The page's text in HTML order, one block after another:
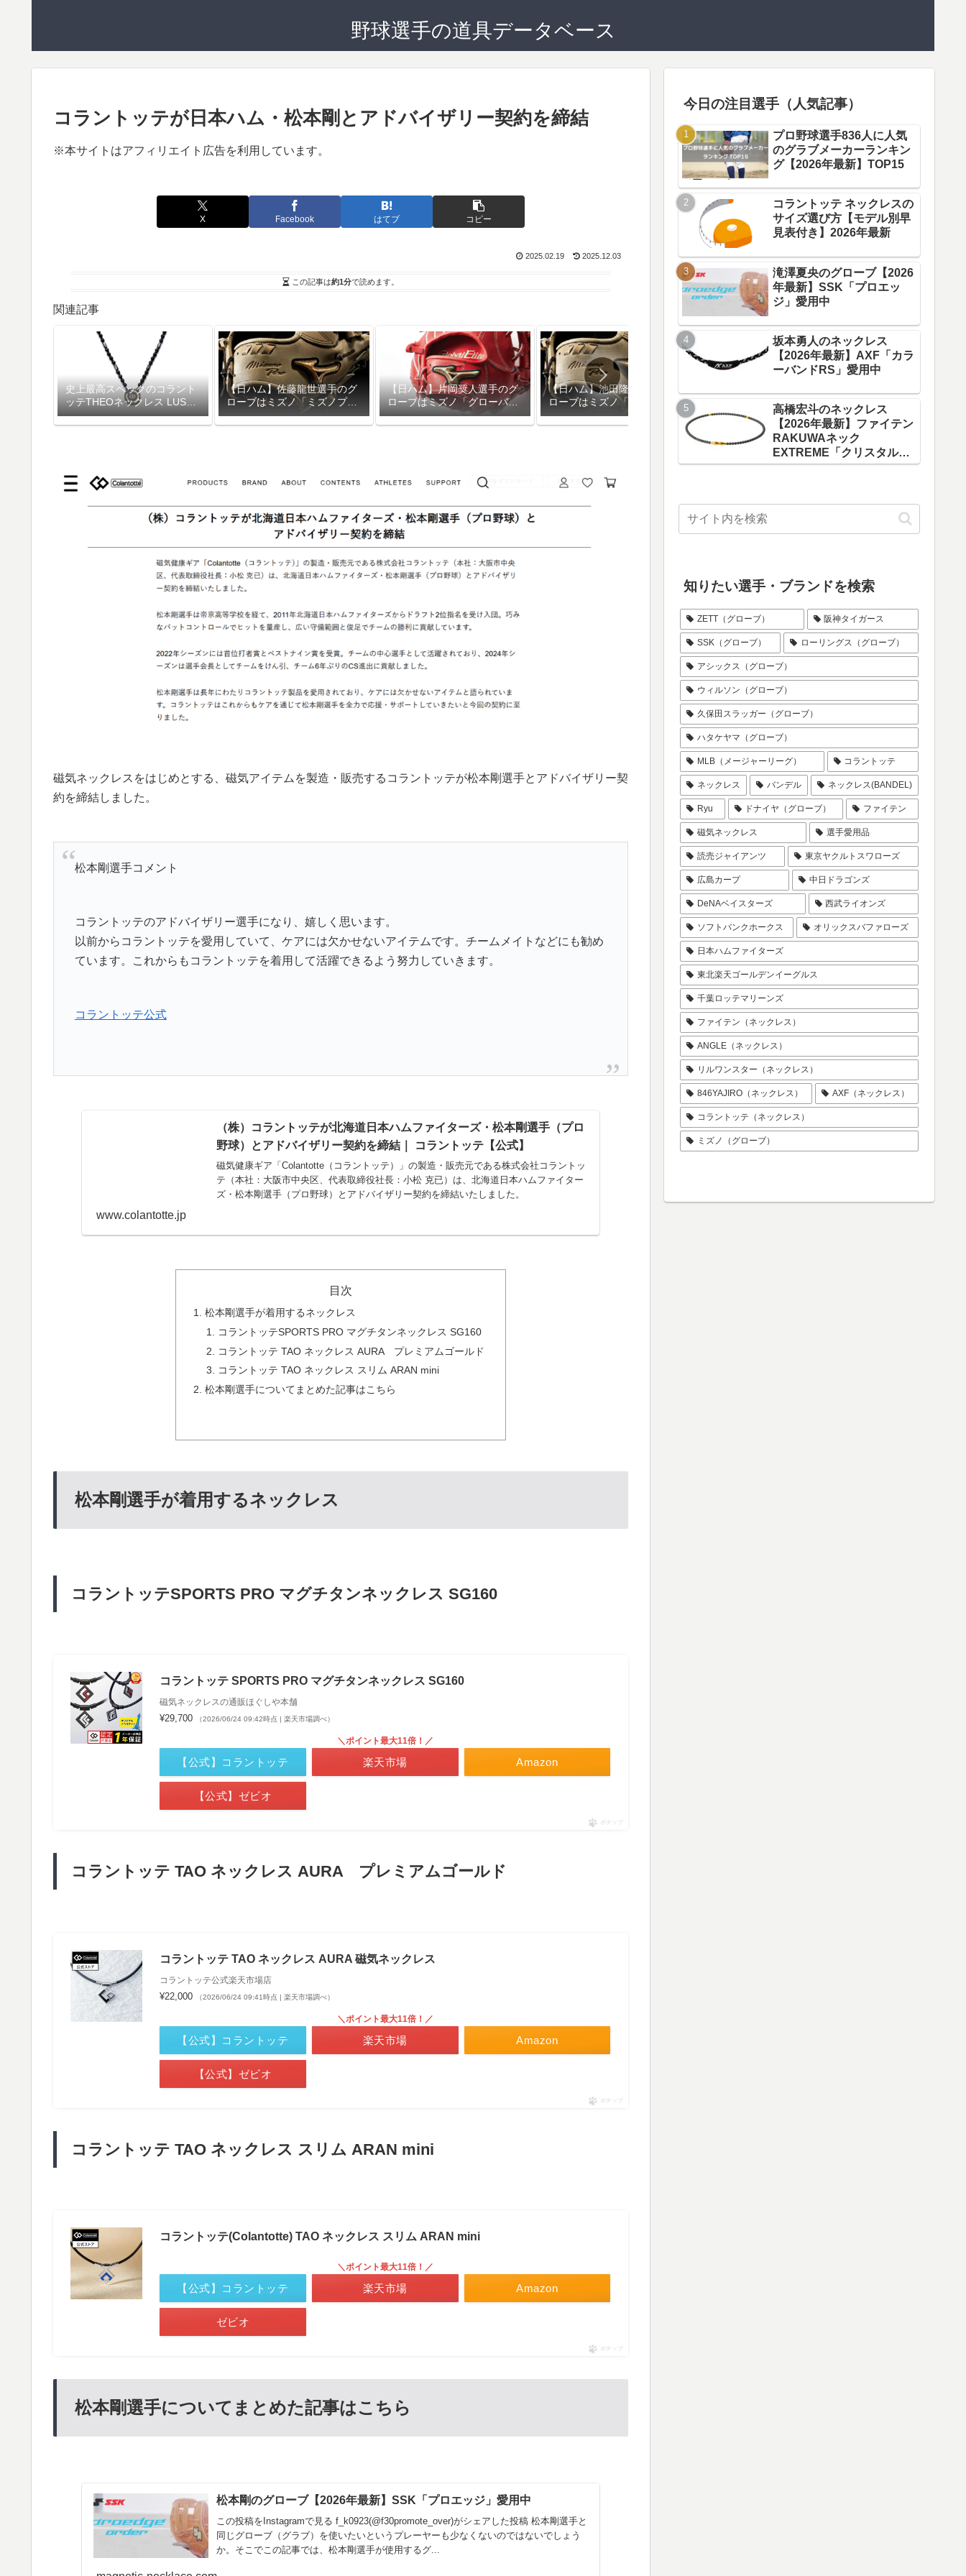
野球選手の道具データベース
コラントッテが日本ハム・松本剛とアドバイザリー契約を締結
※本サイトはアフィリエイト広告を利用しています。
X Facebook はてブ コピー
2025.02.19 2025.12.03
この記事は約1分で読めます。
関連記事
史上最高スペックのコラント
ッテTHEOネックレス LUSSO
が大人気！口コミやレビュー
を紹介【2026年最新】
【日ハム】佐藤龍世選手のグ
ローブはミズノ「ミズノプ
ロ」
【日ハム】片岡奨人選手のグ
ローブはミズノ「グローバル
エリート」
【日ハム】池田隆英選手のグ
ローブはミズノ「ミズノプ
ロ」
ローブはZETT「プロステイ
タス」
磁気ネックレスをはじめとする、磁気アイテムを製造・販売するコラントッテが松本剛選手とアドバイザリー契
約を締結しました。
松本剛選手コメント
コラントッテのアドバイザリー選手になり、嬉しく思います。
以前からコラントッテを愛用していて、ケアには欠かせないアイテムです。チームメイトなどにも勧め
ています。これからもコラントッテを着用して活躍できるよう努力していきます。
コラントッテ公式
（株）コラントッテが北海道日本ハムファイターズ・松本剛選手（プロ
野球）とアドバイザリー契約を締結｜ コラントッテ【公式】
磁気健康ギア「Colantotte（コラントッテ）」の製造・販売元である株式会社コラントッ
テ（本社：大阪市中央区、代表取締役社長：小松 克已）は、北海道日本ハムファイター
ズ・松本剛選手（プロ野球）とアドバイザリー契約を締結いたしました。
www.colantotte.jp
目次
松本剛選手が着用するネックレス
コラントッテSPORTS PRO マグチタンネックレス SG160
コラントッテ TAO ネックレス AURA プレミアムゴールド
コラントッテ TAO ネックレス スリム ARAN mini
松本剛選手についてまとめた記事はこちら
松本剛選手が着用するネックレス
コラントッテSPORTS PRO マグチタンネックレス SG160
コラントッテ SPORTS PRO マグチタンネックレス SG160
磁気ネックレスの通販ほぐしや本舗
¥29,700 （2026/06/24 09:42時点 | 楽天市場調べ）
Amazon
＼ポイント最大11倍！／
楽天市場
【公式】コラントッテ
【公式】ゼビオ
ポチップ
コラントッテ TAO ネックレス AURA プレミアムゴールド
コラントッテ TAO ネックレス AURA 磁気ネックレス
コラントッテ公式楽天市場店
¥22,000 （2026/06/24 09:41時点 | 楽天市場調べ）
Amazon
＼ポイント最大11倍！／
楽天市場
【公式】コラントッテ
【公式】ゼビオ
ポチップ
コラントッテ TAO ネックレス スリム ARAN mini
コラントッテ(Colantotte) TAO ネックレス スリム ARAN mini
Amazon
＼ポイント最大11倍！／
楽天市場
【公式】コラントッテ
ゼビオ
ポチップ
松本剛選手についてまとめた記事はこちら
松本剛のグローブ【2026年最新】SSK「プロエッジ」愛用中
この投稿をInstagramで見る f_k0923(@f30promote_over)がシェアした投稿 松本剛選手と
同じグローブ（グラブ）を使いたいというプレーヤーも少なくないのではないでしょう
か。そこでこの記事では、松本剛選手が使用するグ...
今日の注目選手（人気記事）
プロ野球選手836人に人気
のグラブメーカーランキン
グ【2026年最新】TOP15
コラントッテ ネックレスの
サイズ選び方【モデル別早
見表付き】2026年最新
滝澤夏央のグローブ【2026
年最新】SSK「プロエッ
ジ」愛用中
坂本勇人のネックレス
【2026年最新】AXF「カラ
ーバンドRS」愛用中
高橋宏斗のネックレス
【2026年最新】ファイテン
RAKUWAネック
EXTREME「クリスタルタ
ッチ」愛用中
知りたい選手・ブランドを検索
ZETT（グローブ） 阪神タイガース
SSK（グローブ） ローリングス（グローブ）
アシックス（グローブ）
ウィルソン（グローブ）
久保田スラッガー（グローブ）
ハタケヤマ（グローブ）
MLB（メージャーリーグ） コラントッテ
ネックレス バンデル ネックレス(BANDEL)
Ryu ドナイヤ（グローブ） ファイテン
磁気ネックレス 選手愛用品
読売ジャイアンツ 東京ヤクルトスワローズ
広島カープ 中日ドラゴンズ
DeNAベイスターズ 西武ライオンズ
ソフトバンクホークス オリックスバファローズ
日本ハムファイターズ
東北楽天ゴールデンイーグルス
千葉ロッテマリーンズ
ファイテン（ネックレス）
ANGLE（ネックレス）
リルワンスター（ネックレス）
846YAJIRO（ネックレス） AXF（ネックレス）
コラントッテ（ネックレス）
ミズノ（グローブ）